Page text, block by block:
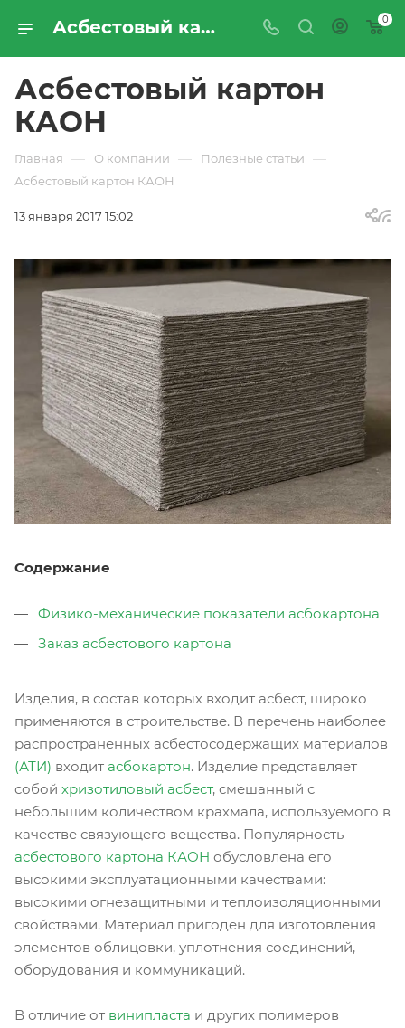
Асбестовый картон КАОН – купить по цене производителя | Листовой асбокартон от компании «ПРОМРЕСУРССЕРВИС» 0
Асбестовый картон
КАОН
Главная — О компании — Полезные статьи —
Асбестовый картон КАОН
13 января 2017 15:02
Содержание
Физико-механические показатели асбокартона
Заказ асбестового картона
Изделия, в состав которых входит асбест, широко
применяются в строительстве. В перечень наиболее
распространенных асбестосодержащих материалов
(АТИ) входит асбокартон. Изделие представляет
собой хризотиловый асбест, смешанный с
небольшим количеством крахмала, используемого в
качестве связующего вещества. Популярность
асбестового картона КАОН обусловлена его
высокими эксплуатационными качествами:
высокими огнезащитными и теплоизоляционными
свойствами. Материал пригоден для изготовления
элементов облицовки, уплотнения соединений,
оборудования и коммуникаций.
В отличие от винипласта и других полимеров